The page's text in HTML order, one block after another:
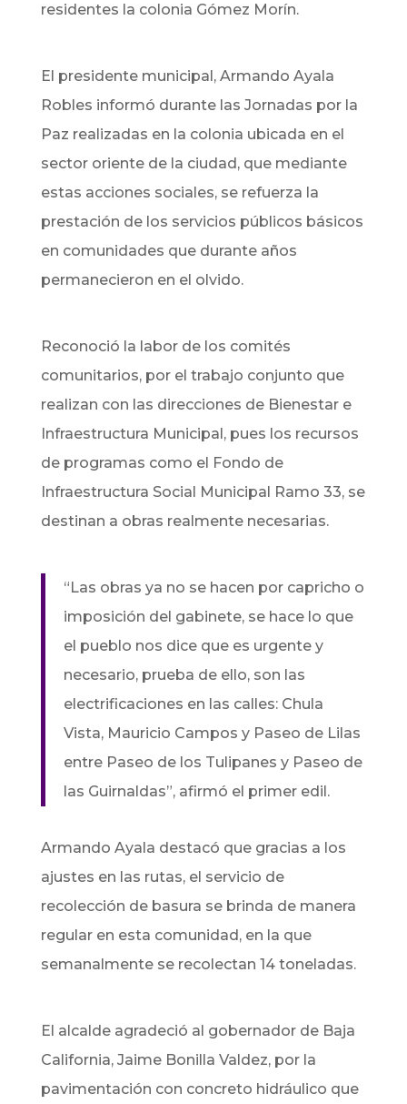
residentes la colonia Gómez Morín.
El presidente municipal, Armando Ayala
Robles informó durante las Jornadas por la
Paz realizadas en la colonia ubicada en el
sector oriente de la ciudad, que mediante
estas acciones sociales, se refuerza la
prestación de los servicios públicos básicos
en comunidades que durante años
permanecieron en el olvido.
Reconoció la labor de los comités
comunitarios, por el trabajo conjunto que
realizan con las direcciones de Bienestar e
Infraestructura Municipal, pues los recursos
de programas como el Fondo de
Infraestructura Social Municipal Ramo 33, se
destinan a obras realmente necesarias.
“Las obras ya no se hacen por capricho o
imposición del gabinete, se hace lo que
el pueblo nos dice que es urgente y
necesario, prueba de ello, son las
electrificaciones en las calles: Chula
Vista, Mauricio Campos y Paseo de Lilas
entre Paseo de los Tulipanes y Paseo de
las Guirnaldas”, afirmó el primer edil.
Armando Ayala destacó que gracias a los
ajustes en las rutas, el servicio de
recolección de basura se brinda de manera
regular en esta comunidad, en la que
semanalmente se recolectan 14 toneladas.
El alcalde agradeció al gobernador de Baja
California, Jaime Bonilla Valdez, por la
pavimentación con concreto hidráulico que